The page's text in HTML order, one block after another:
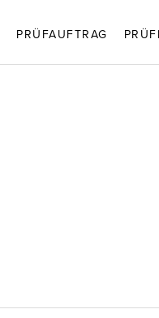
PRÜFAUFTRAG